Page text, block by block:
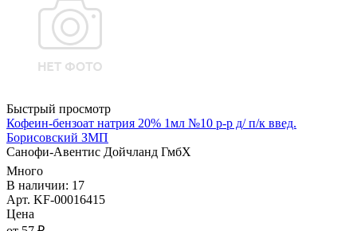
Быстрый просмотр
Кофеин-бензоат натрия 20% 1мл №10 р-р д/ п/к введ.
Борисовский ЗМП
Санофи-Авентис Дойчланд ГмбХ
Много
В наличии: 17
Арт. KF-00016415
Цена